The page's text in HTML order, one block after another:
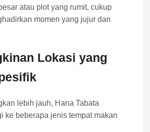
atau plot yang rumit, cukup
momen yang jujur dan
Lokasi yang
lebih jauh, Hana Tabata
ke beberapa jenis tempat makan